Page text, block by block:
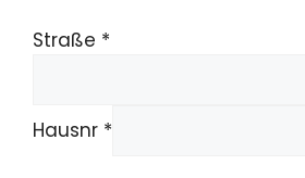
Straße *
Hausnr *